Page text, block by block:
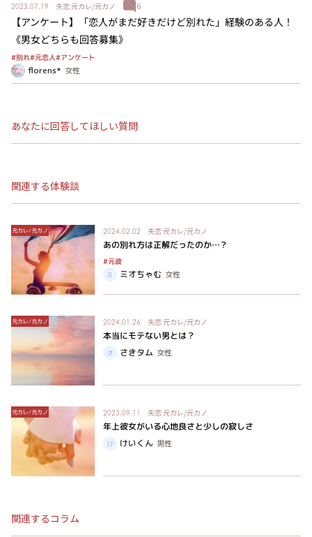
2023.07.19 失恋元カレ/元カノ 6
【アンケート】「恋人がまだ好きだけど別れた」経験のある人！
《男女どちらも回答募集》
#別れ#元恋人#アンケート
florens* 女性
あなたに回答してほしい質問
関連する体験談
元カレ/元カノ 2024.02.02 失恋元カレ/元カノ
あの別れ方は正解だったのか…？
#元彼
ミオちゃむ 女性
元カレ/元カノ 2024.01.26 失恋元カレ/元カノ
本当にモテない男とは？
さきタム 女性
元カレ/元カノ 2023.09.11 失恋元カレ/元カノ
年上彼女がいる心地良さと少しの寂しさ
けいくん 男性
関連するコラム